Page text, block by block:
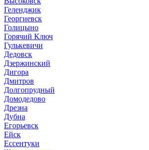
Геленджик
Георгиевск
Голицыно
Горячий Ключ
Гулькевичи
Дедовск
Дзержинский
Дигора
Дмитров
Долгопрудный
Домодедово
Дрезна
Дубна
Егорьевск
Ейск
Ессентуки